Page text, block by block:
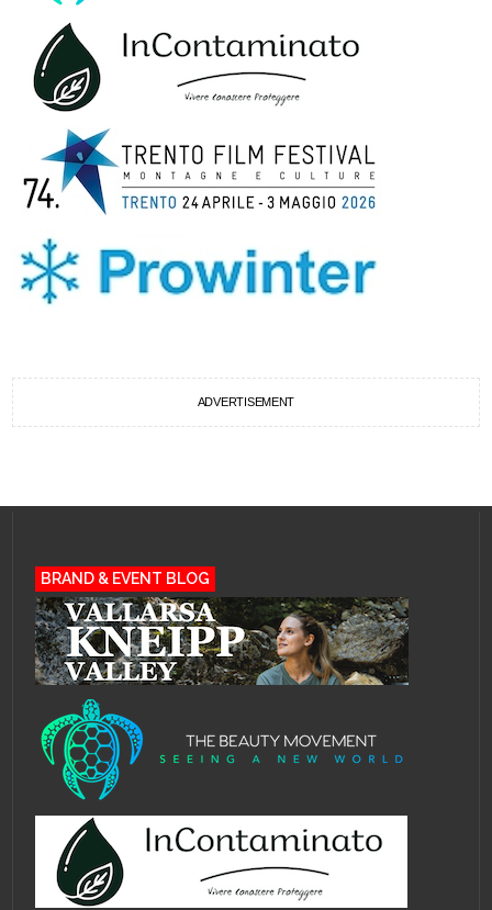
ADVERTISEMENT
BRAND & EVENT BLOG